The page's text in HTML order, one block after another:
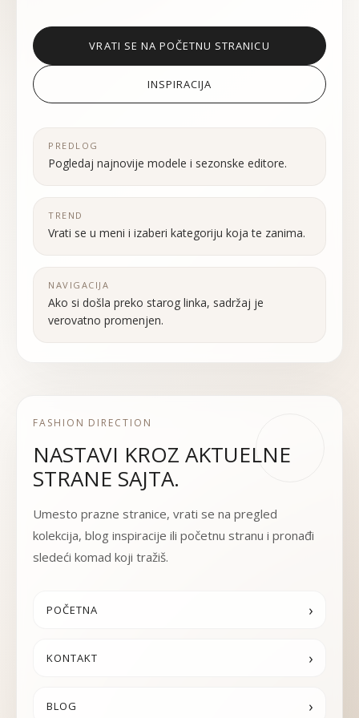
VRATI SE NA POČETNU STRANICU
INSPIRACIJA
PREDLOG
Pogledaj najnovije modele i sezonske editore.
TREND
Vrati se u meni i izaberi kategoriju koja te zanima.
NAVIGACIJA
Ako si došla preko starog linka, sadržaj je
verovatno promenjen.
FASHION DIRECTION
NASTAVI KROZ AKTUELNE
STRANE SAJTA.
Umesto prazne stranice, vrati se na pregled
kolekcija, blog inspiracije ili početnu stranu i pronađi
sledeći komad koji tražiš.
POČETNA ›
KONTAKT ›
BLOG ›